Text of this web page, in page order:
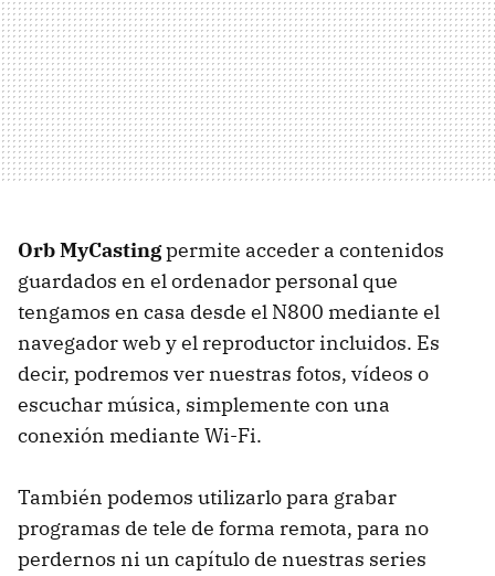
Orb MyCastingpermite acceder a contenidos
guardados en el ordenador personal que
tengamos en casa desde el N800 mediante el
navegador web y el reproductor incluidos. Es
decir, podremos ver nuestras fotos, vídeos o
escuchar música, simplemente con una
conexión mediante Wi-Fi.
También podemos utilizarlo para grabar
programas de tele de forma remota, para no
perdernos ni un capítulo de nuestras series